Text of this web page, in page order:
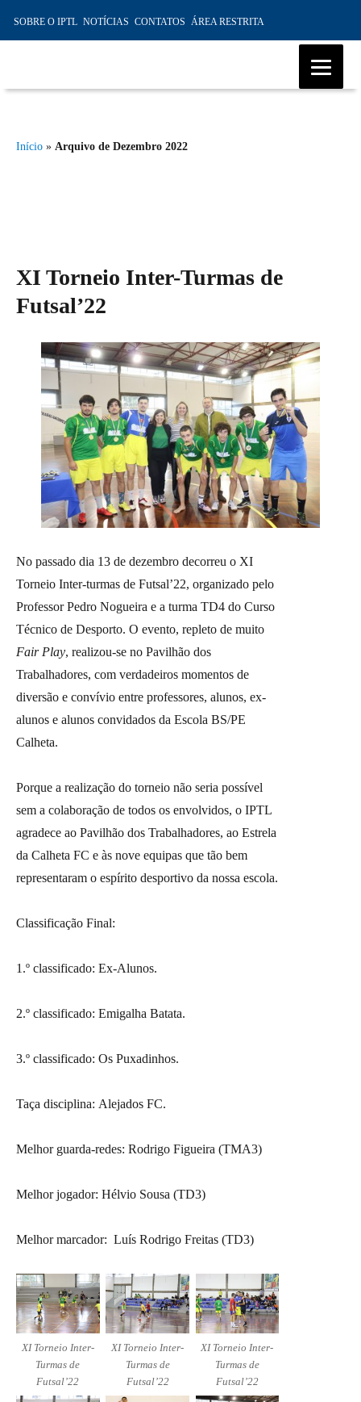
SOBRE O IPTL NOTÍCIAS CONTATOS ÁREA RESTRITA
Madeira, Ensino Profissional,
Início » Arquivo de Dezembro 2022
XI Torneio Inter-Turmas de
Futsal’22
No passado dia 13 de dezembro decorreu o XI
Torneio Inter-turmas de Futsal’22, organizado pelo
Professor Pedro Nogueira e a turma TD4 do Curso
Técnico de Desporto. O evento, repleto de muito
Fair Play, realizou-se no Pavilhão dos
Trabalhadores, com verdadeiros momentos de
diversão e convívio entre professores, alunos, ex-
alunos e alunos convidados da Escola BS/PE
Calheta.
Porque a realização do torneio não seria possível
sem a colaboração de todos os envolvidos, o IPTL
agradece ao Pavilhão dos Trabalhadores, ao Estrela
da Calheta FC e às nove equipas que tão bem
representaram o espírito desportivo da nossa escola.
Classificação Final:
1.º classificado: Ex-Alunos.
2.º classificado: Emigalha Batata.
3.º classificado: Os Puxadinhos.
Taça disciplina: Alejados FC.
Melhor guarda-redes: Rodrigo Figueira (TMA3)
Melhor jogador: Hélvio Sousa (TD3)
Melhor marcador: Luís Rodrigo Freitas (TD3)
XI Torneio Inter-
Turmas de
Futsal’22
XI Torneio Inter-
Turmas de
Futsal’22
XI Torneio Inter-
Turmas de
Futsal’22